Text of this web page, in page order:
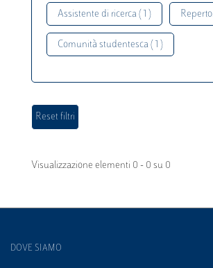
Assistente di ricerca ( 1 )
Comunità studentesca ( 1 )
Visualizzazione elementi 0 - 0 su 0
DOVE SIAMO